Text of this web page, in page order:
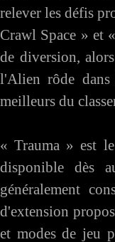
relever les défis
Crawl Space » et
de diversion,
l'Alien rôde
meilleurs du
« Trauma » est
disponible dès
généralement
d'extension
et modes de jeu